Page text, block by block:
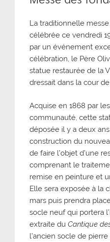
La traditionnelle
célébrée ce vendredi
par un événement
célébration, le Père
statue restaurée de la
dressait dans la cour
Acquise en 1868 par
communauté, cette
déposée il y a deux
construction du
de faire l’objet d’une
comprenant le
remise en peinture et
Elle sera exposée à la
mars puis prendra
socle neuf qui portera
extraite du Cantique
l’ancien socle de pierre